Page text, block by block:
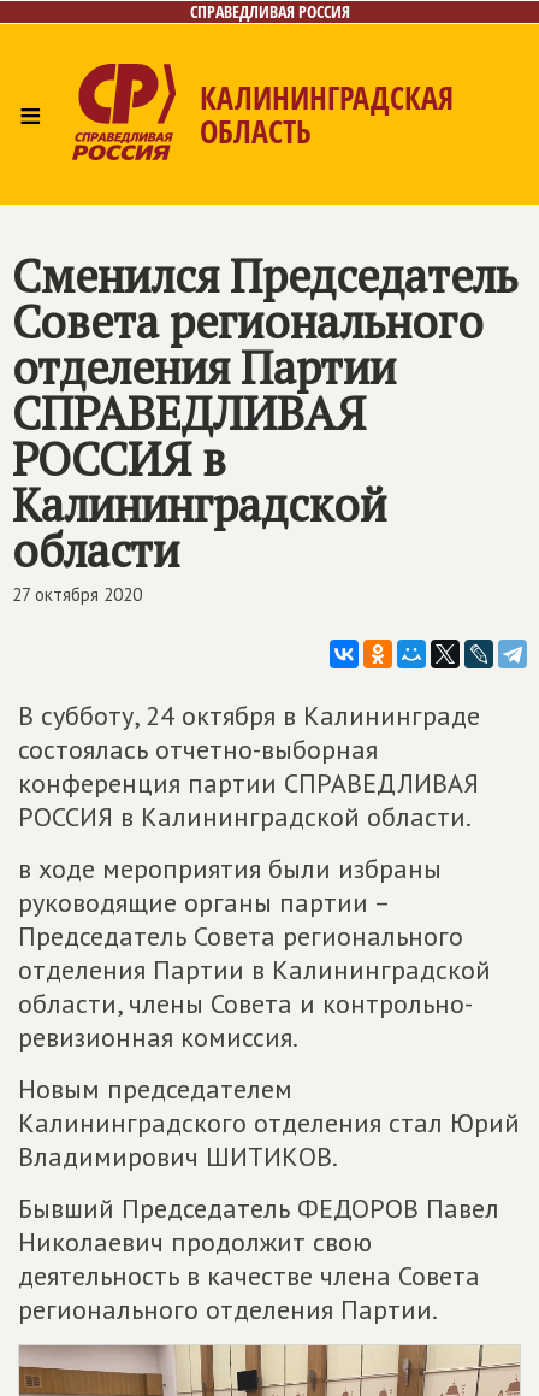
СПРАВЕДЛИВАЯ РОССИЯ
≡ КАЛИНИНГРАДСКАЯ
ОБЛАСТЬ
Контакты
Сменился Председатель
Совета регионального
отделения Партии
СПРАВЕДЛИВАЯ
РОССИЯ в
Калининградской
области
27 октября 2020
В субботу, 24 октября в Калининграде
состоялась отчетно-выборная
конференция партии СПРАВЕДЛИВАЯ
РОССИЯ в Калининградской области.
в ходе мероприятия были избраны
руководящие органы партии –
Председатель Совета регионального
отделения Партии в Калининградской
области, члены Совета и контрольно-
ревизионная комиссия.
Новым председателем
Калининградского отделения стал Юрий
Владимирович ШИТИКОВ.
Бывший Председатель ФЕДОРОВ Павел
Николаевич продолжит свою
деятельность в качестве члена Совета
регионального отделения Партии.